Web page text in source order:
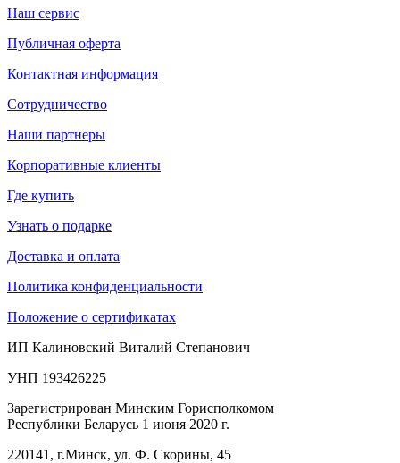
Наш сервис
Публичная оферта
Контактная информация
Сотрудничество
Наши партнеры
Корпоративные клиенты
Где купить
Узнать о подарке
Доставка и оплата
Политика конфиденциальности
Положение о сертификатах
ИП Калиновский Виталий Степанович
УНП 193426225
Зарегистрирован Минским Горисполкомом
Республики Беларусь 1 июня 2020 г.
220141, г.Минск, ул. Ф. Скорины, 45